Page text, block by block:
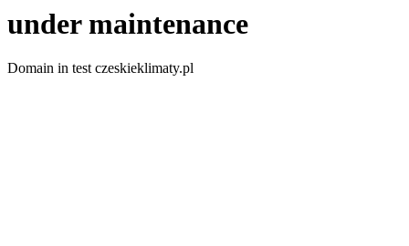
under maintenance
Domain in test czeskieklimaty.pl